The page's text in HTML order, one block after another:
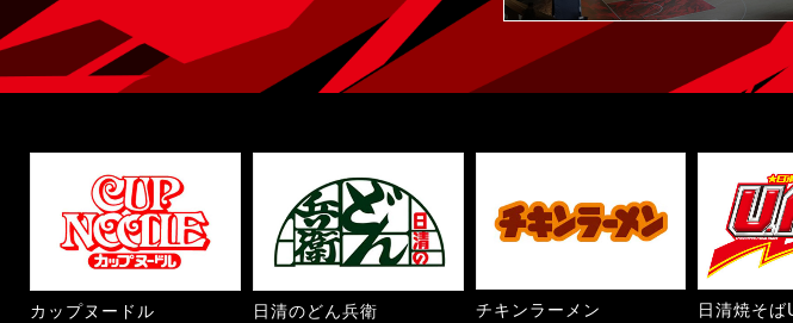
カップヌードル 日清のどん兵衛 チキンラーメン 日清焼そば